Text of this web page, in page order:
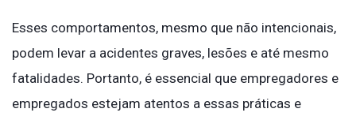
Esses comportamentos, mesmo que não intencionais,
podem levar a acidentes graves, lesões e até mesmo
fatalidades. Portanto, é essencial que empregadores e
empregados estejam atentos a essas práticas e